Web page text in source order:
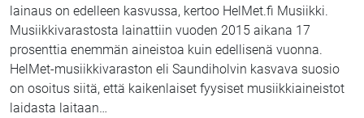
lainaus on edelleen kasvussa, kertoo HelMet.fi Musiikki.
Musiikkivarastosta lainattiin vuoden 2015 aikana 17
prosenttia enemmän aineistoa kuin edellisenä vuonna.
HelMet-musiikkivaraston eli Saundiholvin kasvava suosio
on osoitus siitä, että kaikenlaiset fyysiset musiikkiaineistot
laidasta laitaan …